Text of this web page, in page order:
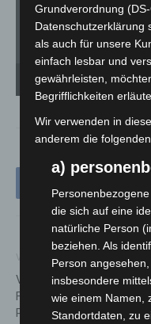
(v. l.): Henning Busch, Birgit
Stadt Langenhagen
Vorheriger Artikel
Vollsperrung: Erneuerung
Fahrbahndecke
Podbielskistraße
Grundverordnung
Datenschutzerklärung
als auch für unsere
einfach lesbar und
gewährleisten,
Begrifflichkeiten
Wir verwenden in
anderem die
a)
die sich auf eine
natürliche Person
beziehen. Als
Person
insbesondere
wie einem Namen,
Standortdaten, zu